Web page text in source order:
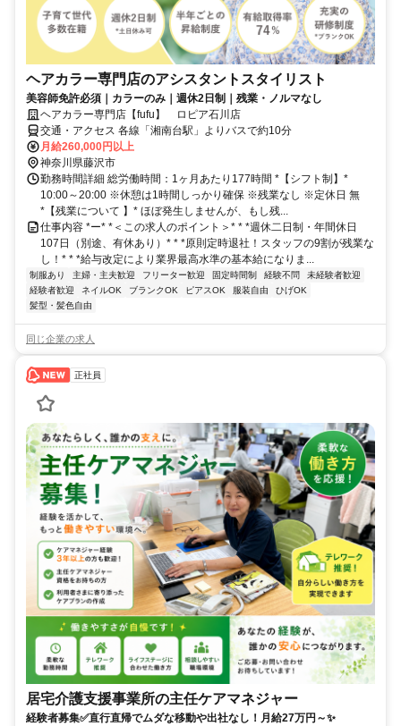
ヘアカラー専門店のアシスタントスタイリスト
美容師免許必須｜カラーのみ｜週休2日制｜残業・ノルマなし
ヘアカラー専門店【fufu】 ロピア石川店
交通・アクセス 各線「湘南台駅」よりバスで約10分
月給260,000円以上
神奈川県藤沢市
勤務時間詳細 総労働時間：1ヶ月あたり177時間 *【シフト制】*
10:00～20:00 ※休憩は1時間しっかり確保 ※残業なし ※定休日 無
*【残業について 】* ほぼ発生しませんが、もし残...
仕事内容 *ー* *＜この求人のポイント＞* * *週休二日制・年間休日
107日（別途、有休あり）* * *原則定時退社！スタッフの9割が残業な
し！* * *給与改定により業界最高水準の基本給になりま...
制服あり 主婦・主夫歓迎 フリーター歓迎 固定時間制 経験不問
未経験者歓迎
経験者歓迎
ネイルOK ブランクOK ピアスOK 服装自由
ひげOK
髪型・髪色自由
同じ企業の求人
正社員
居宅介護支援事業所の主任ケアマネジャー
経験者募集✅直行直帰でムダな移動や出社なし！月給27万円～✨